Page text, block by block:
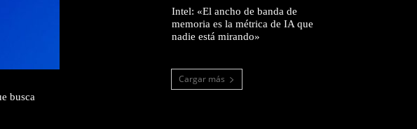
busca
Intel: «El ancho de banda de
memoria es la métrica de IA que
nadie está mirando»
Cargar más